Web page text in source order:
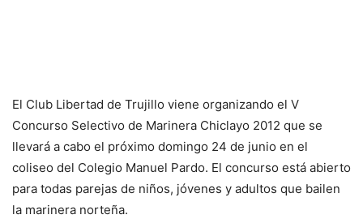
El Club Libertad de Trujillo viene organizando el V
Concurso Selectivo de Marinera Chiclayo 2012 que se
llevará a cabo el próximo domingo 24 de junio en el
coliseo del Colegio Manuel Pardo. El concurso está abierto
para todas parejas de niños, jóvenes y adultos que bailen
la marinera norteña.